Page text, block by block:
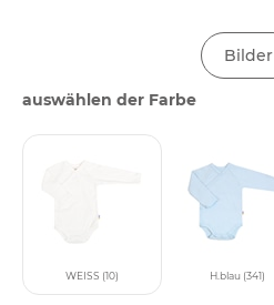
Bilder
auswählen der Farbe
WEISS (10) H.blau (341)